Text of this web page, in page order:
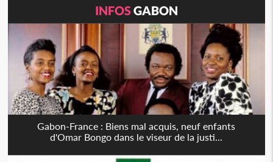
INFOSGABON
Gabon-France : Biens mal acquis, neuf enfants
d'Omar Bongo dans le viseur de la justi...